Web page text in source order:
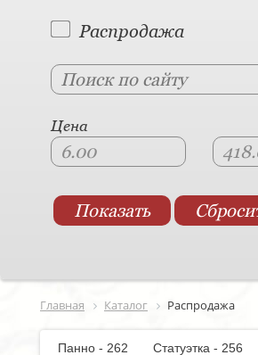
Распродажа
Цена
Главная Каталог Распродажа
Панно - 262 Статуэтка - 256